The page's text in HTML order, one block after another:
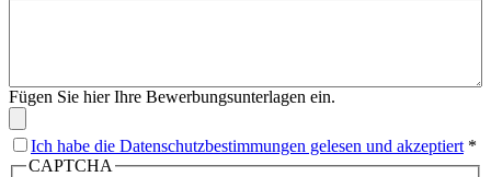
Fügen Sie hier Ihre Bewerbungsunterlagen ein.
Ich habe die Datenschutzbestimmungen gelesen und akzeptiert *
CAPTCHA